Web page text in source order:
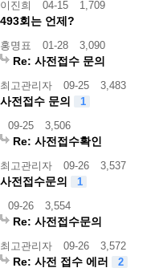
이진희 04-15 1,709
493회는 언제?
홍명표 01-28 3,090
Re: 사전접수 문의
최고관리자 09-25 3,483
사전접수 문의
1
09-25
3,506
Re: 사전접수확인
최고관리자 09-26 3,537
사전접수문의
1
09-26
3,554
Re: 사전접수문의
최고관리자 09-26 3,572
Re: 사전 접수 에러
2